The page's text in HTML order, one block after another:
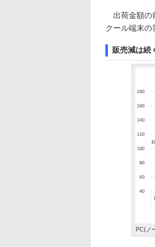
出荷金額の
クール端末の
販売減は続
PC(ノ